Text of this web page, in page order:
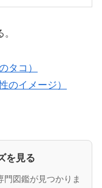
タコ）
のイメージ）
を見る
門図鑑が見つかりま